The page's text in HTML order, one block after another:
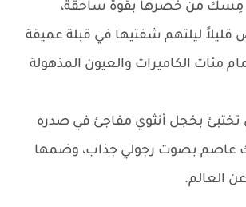
مِسك من خصرها بقوة ساحقة،
قليلاً ليلتهم شفتيها في قبلة عميقة
مئات الكاميرات والعيون المذهولة
تختبئ بخجل أنثوي مفاجئ في صدره
بصوت رجولي جذاب، وضمها
العالم.